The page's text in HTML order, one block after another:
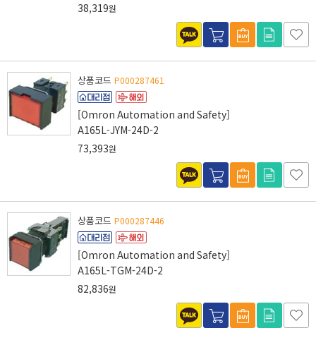
38,319원
상품코드 P000287461
[Omron Automation and Safety]
A165L-JYM-24D-2
73,393원
상품코드 P000287446
[Omron Automation and Safety]
A165L-TGM-24D-2
82,836원